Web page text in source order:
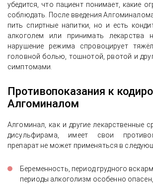
убедится, что пациент понимает, какие
соблюдать. После введения
пить спиртные напитки, но и есть
алкоголем или принимать лекарства
нарушение режима спровоцирует
головной болью, тошнотой, рвотой и
симптомами.
Противопоказания к
Алгоминалом
Алгоминал, как и другие лекарственные
дисульфирама, имеет свои
препарат не может применяться в
Беременность, период грудного
периоды алкоголизм особенно